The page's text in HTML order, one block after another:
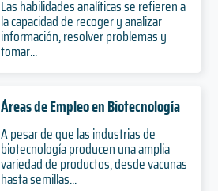
Las habilidades analíticas se refieren a
la capacidad de recoger y analizar
información, resolver problemas y
tomar...
Áreas de Empleo en Biotecnología
A pesar de que las industrias de
biotecnología producen una amplia
variedad de productos, desde vacunas
hasta semillas...